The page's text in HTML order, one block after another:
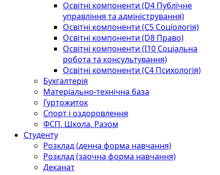
Освітні компоненти (D4 Публічне
управління та адміністрування)
Освітні компоненти (С5 Соціологія)
Освітні компоненти (D8 Право)
Освітні компоненти (I10 Соціальна
робота та консультування)
Освітні компоненти (С4 Психологія)
Бухгалтерія
Матеріально-технічна база
Гуртожиток
Спорт і оздоровлення
ФСП. Школа. Разом
Студенту
Розклад (денна форма навчання)
Розклад (заочна форма навчання)
Деканат